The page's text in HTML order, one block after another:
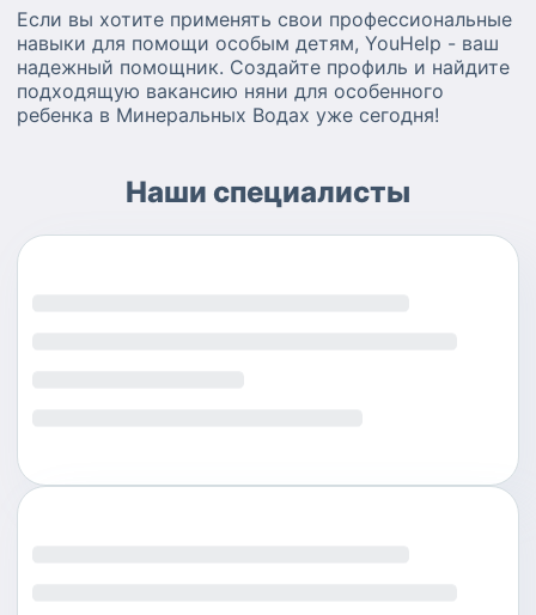
Если вы хотите применять свои профессиональные
навыки для помощи особым детям, YouHelp - ваш
надежный помощник. Создайте профиль и найдите
подходящую вакансию няни для особенного
ребенка в Минеральных Водах уже сегодня!
Наши специалисты